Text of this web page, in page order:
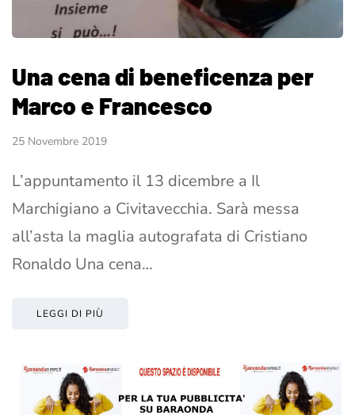
Una cena di beneficenza per
Marco e Francesco
25 Novembre 2019
L’appuntamento il 13 dicembre a Il
Marchigiano a Civitavecchia. Sarà messa
all’asta la maglia autografata di Cristiano
Ronaldo Una cena…
LEGGI DI PIÙ